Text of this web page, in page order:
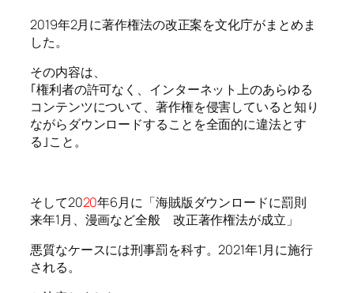
2019年2月に著作権法の改正案を文化庁がまとめま
した。
その内容は、
｢権利者の許可なく、インターネット上のあらゆる
コンテンツについて、著作権を侵害していると知り
ながらダウンロードすることを全面的に違法とす
る｣こと。
そして2020年6月に「海賊版ダウンロードに罰則
来年1月、漫画など全般 改正著作権法が成立」
悪質なケースには刑事罰を科す。2021年1月に施行
される。